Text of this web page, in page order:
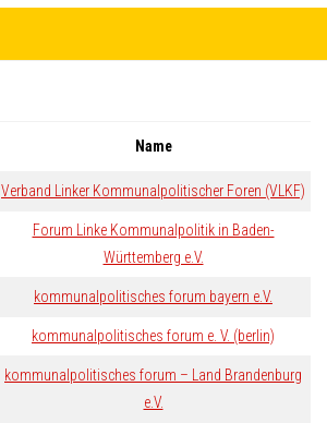
Name
Verband Linker Kommunalpolitischer Foren (VLKF)
Forum Linke Kommunalpolitik in Baden-
Württemberg e.V.
kommunalpolitisches forum bayern e.V.
kommunalpolitisches forum e. V. (berlin)
kommunalpolitisches forum – Land Brandenburg
e.V.